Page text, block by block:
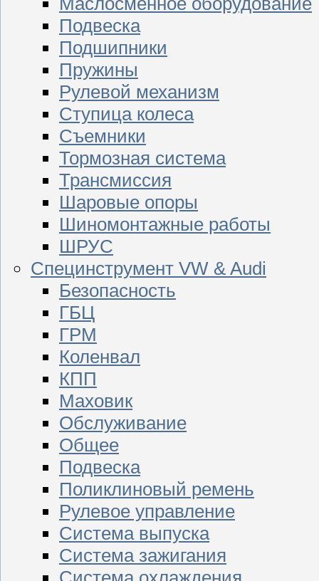
Подвеска
Подшипники
Пружины
Рулевой механизм
Ступица колеса
Съемники
Тормозная система
Трансмиссия
Шаровые опоры
Шиномонтажные работы
ШРУС
Специнструмент VW & Audi
Безопасность
ГБЦ
ГРМ
Коленвал
КПП
Маховик
Обслуживание
Общее
Подвеска
Поликлиновый ремень
Рулевое управление
Система выпуска
Система зажигания